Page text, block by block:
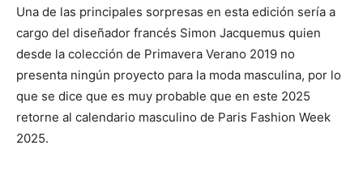
Una de las principales sorpresas en esta edición sería a
cargo del diseñador francés Simon Jacquemus quien
desde la colección de Primavera Verano 2019 no
presenta ningún proyecto para la moda masculina, por lo
que se dice que es muy probable que en este 2025
retorne al calendario masculino de Paris Fashion Week
2025.